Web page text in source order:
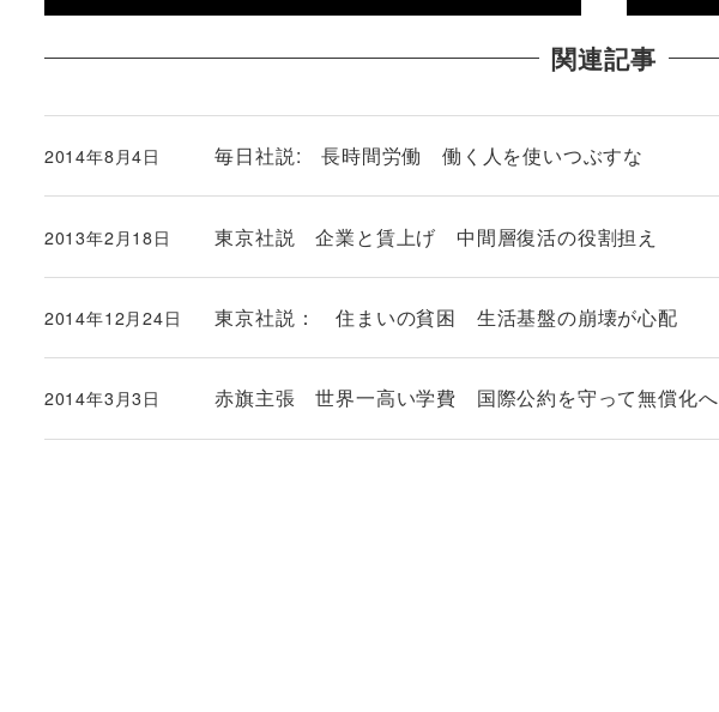
関連記事
毎日社説: 長時間労働 働く人を使いつぶすな
投稿日
2014年8月4日
東京社説 企業と賃上げ 中間層復活の役割担え
投稿日
2013年2月18日
東京社説： 住まいの貧困 生活基盤の崩壊が心配
投稿日
2014年12月24日
赤旗主張 世界一高い学費 国際公約を守って無償化へ
投稿日
2014年3月3日